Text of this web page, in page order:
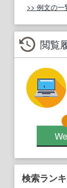
>> 例文の一
閲覧
検索ラン